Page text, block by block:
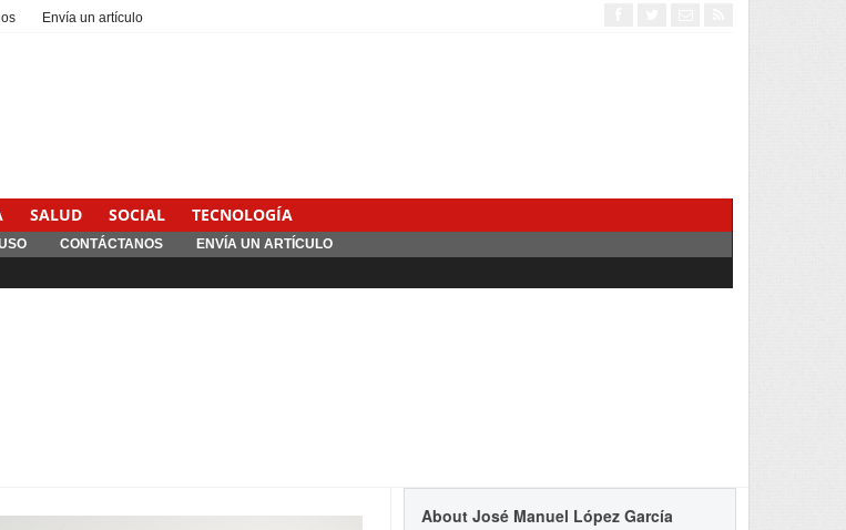
Envía un artículo
SALUD SOCIAL TECNOLOGÍA
CONTÁCTANOS ENVÍA UN ARTÍCULO
About José Manuel López García